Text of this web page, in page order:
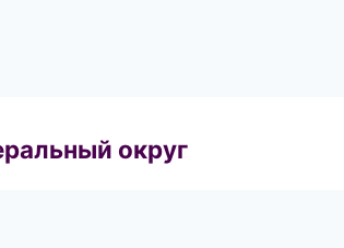
округ